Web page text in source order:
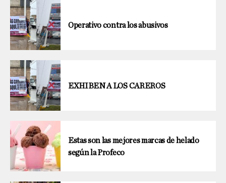
Operativo contra los abusivos
EXHIBEN A LOS CAREROS
Estas son las mejores marcas de helado
según la Profeco